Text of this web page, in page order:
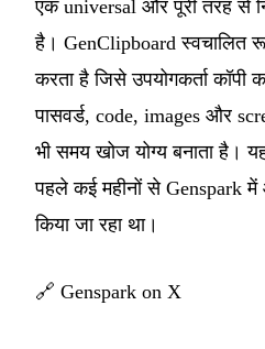
एक universal और पूरी तरह से
है। GenClipboard
करता है जिसे उपयोगकर्ता
पासवर्ड, code, images और
भी समय खोज योग्य बनाता है।
पहले कई महीनों से Genspark
किया जा रहा था।
🔗 Genspark on X